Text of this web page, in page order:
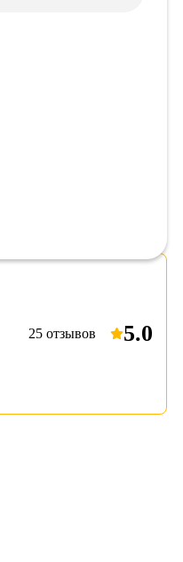
25 отзывов 5.0